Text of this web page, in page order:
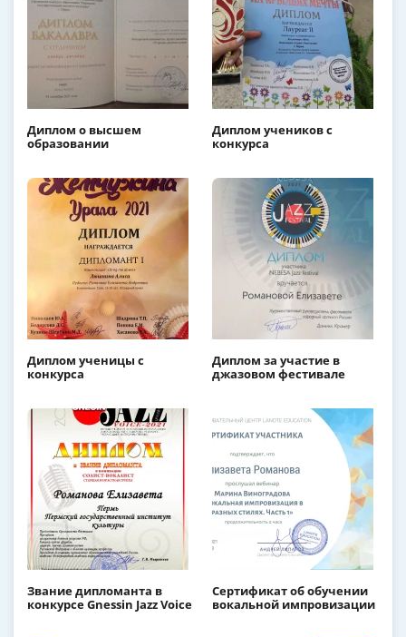
Диплом о высшем
образовании
Диплом учеников с
конкурса
Диплом ученицы с
конкурса
Диплом за участие в
джазовом фестивале
Звание дипломанта в
конкурсе Gnessin Jazz Voice
Сертификат об обучении
вокальной импровизации